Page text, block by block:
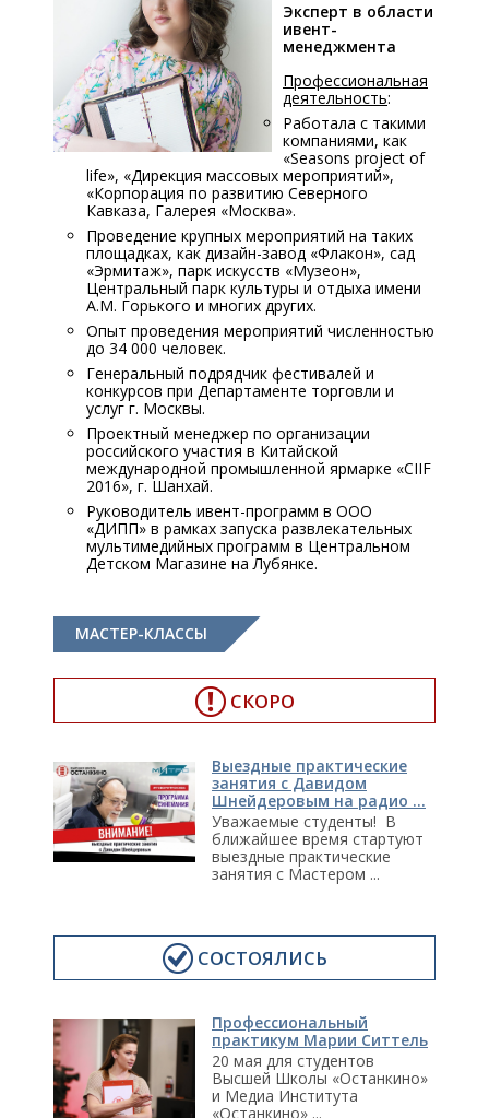
Эксперт в области
ивент-
менеджмента
Профессиональная
деятельность:
Работала с такими
компаниями, как
«Seasons project оf
life», «Дирекция массовых мероприятий»,
«Корпорация по развитию Северного
Кавказа, Галерея «Москва».
Проведение крупных мероприятий на таких
площадках, как дизайн-завод «Флакон», сад
«Эрмитаж», парк искусств «Музеон»,
Центральный парк культуры и отдыха имени
А.М. Горького и многих других.
Опыт проведения мероприятий численностью
до 34 000 человек.
Генеральный подрядчик фестивалей и
конкурсов при Департаменте торговли и
услуг г. Москвы.
Проектный менеджер по организации
российского участия в Китайской
международной промышленной ярмарке «CIIF
2016», г. Шанхай.
Руководитель ивент-программ в ООО
«ДИПП» в рамках запуска развлекательных
мультимедийных программ в Центральном
Детском Магазине на Лубянке.
МАСТЕР-КЛАССЫ
СКОРО
Выездные практические
занятия с Давидом
Шнейдеровым на радио ...
Уважаемые студенты! В
ближайшее время стартуют
выездные практические
занятия с Мастером ...
СОСТОЯЛИСЬ
Профессиональный
практикум Марии Ситтель
20 мая для студентов
Высшей Школы «Останкино»
и Медиа Института
«Останкино» ...